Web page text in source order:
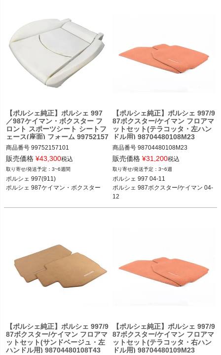
【ポルシェ純正】ポルシェ 997
／987ケイマン・ボクスター フ
ロント スポーツシート シートフ
ェース(座面) フォーム 99752157
101
商品番号 99752157101
ポルシェ 997(911) カレラ／カレラS／
カレラGTS／カレラ4／カレラ4S／カ
レラ4GTS／ターボ／ターボS／GT2／
ポルシェ 987ケイマン ケイマン／ケイ
販売価格 ¥43,300税込
3~6週間
ポルシェ 997(911)
ポルシェ 987ケイマン・ボクスター
【ポルシェ純正】ポルシェ 997/9
87ボクスター/ケイマン フロアマ
ットセット(テラコッタ・左ハン
ドル用) 98704480108M23
商品番号 98704480108M23
98704480108M23
ポルシェ 997 04-11
ポルシェ 987ボクスター/ケイマン 04-
12
販売価格 ¥31,200税込
3~6週
ポルシェ 997 04-11
ポルシェ 987ボクスター/ケイマン 04-
12
【ポルシェ純正】ポルシェ 997/9
87ボクスター/ケイマン フロアマ
ットセット(サンドベージュ・左
ハンドル用) 98704480108T43
【ポルシェ純正】ポルシェ 997/9
87ボクスター/ケイマン フロアマ
ットセット(テラコッタ・右ハン
ドル用) 98704480109M23